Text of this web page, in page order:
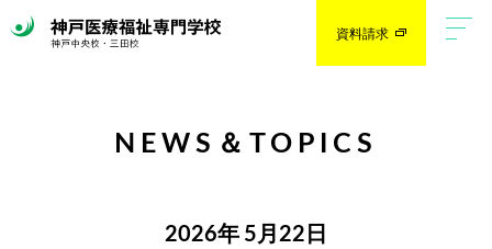
資料請求
NEWS＆TOPICS
2026年 5月22日